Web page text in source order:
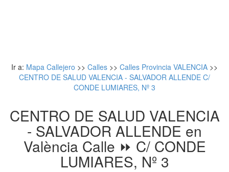
Ir a: Mapa Callejero >> Calles >> Calles Provincia VALENCIA >>
CENTRO DE SALUD VALENCIA - SALVADOR ALLENDE C/
CONDE LUMIARES, Nº 3
CENTRO DE SALUD VALENCIA
- SALVADOR ALLENDE en
València Calle ⏩ C/ CONDE
LUMIARES, Nº 3